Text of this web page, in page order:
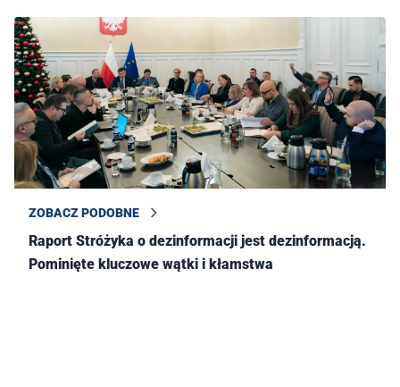
ZOBACZ PODOBNE
Raport Stróżyka o dezinformacji jest dezinformacją.
Pominięte kluczowe wątki i kłamstwa